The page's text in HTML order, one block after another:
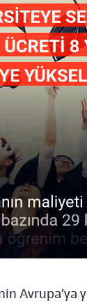
Avrupa’ya